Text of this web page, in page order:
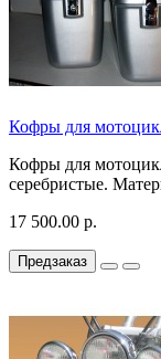
Кофры для
Кофры для
серебристые.
17 500.00 р.
Предзаказ